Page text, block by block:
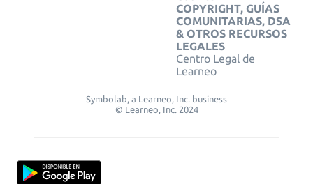
COPYRIGHT, GUÍAS
COMUNITARIAS, DSA
& OTROS RECURSOS
LEGALES
Centro Legal de
Learneo
Symbolab, a Learneo, Inc. business
© Learneo, Inc. 2024